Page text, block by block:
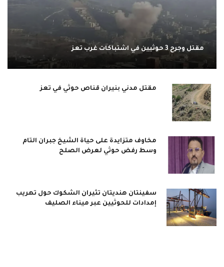
مقتل وجرح 3 حوثيين في اشتباكات غرب تعز
مقتل مدني بنيران قناص حوثي في تعز
مخاوف متزايدة على حياة الشيخ جبران التام
وسط رفض حوثي لعرض الصلح
سفينتان هنديتان تثيران الشكوك حول تهريب
إمدادات للحوثيين عبر ميناء الصليف